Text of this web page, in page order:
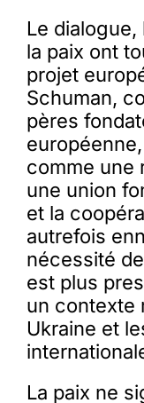
Le
la paix ont
projet
Schuman,
pères
comme une
une union
et la
autrefois
nécessité
est plus
un contexte
Ukraine et
La paix ne